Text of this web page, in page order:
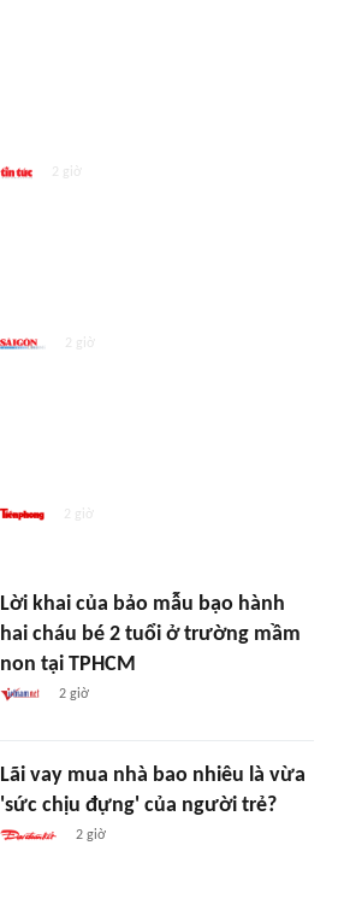
2 giờ
2 giờ
2 giờ
Lời khai của bảo mẫu bạo hành
hai cháu bé 2 tuổi ở trường mầm
non tại TPHCM
2 giờ
Lãi vay mua nhà bao nhiêu là vừa
'sức chịu đựng' của người trẻ?
2 giờ